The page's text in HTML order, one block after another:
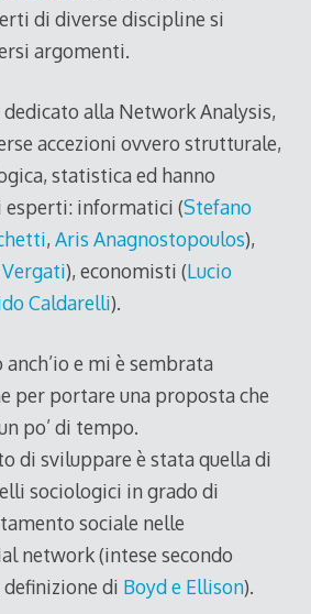
di diverse discipline si
argomenti.
alla Network Analysis,
accezioni ovvero strutturale,
statistica ed hanno
informatici (Stefano
, Aris Anagnostopoulos),
), economisti (Lucio
Caldarelli).
anch’io e mi è sembrata
per portare una proposta che
po’ di tempo.
di sviluppare è stata quella di
sociologici in grado di
sociale nelle
network (intese secondo
di Boyd e Ellison).